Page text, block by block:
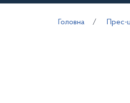
Головна Прес-